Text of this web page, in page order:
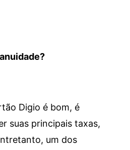
Digio é bom, é
suas principais taxas,
um dos